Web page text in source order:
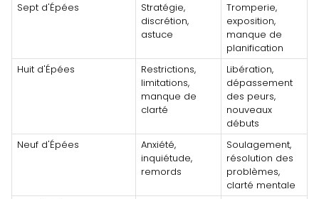
Sept d'Épées
Stratégie,
discrétion,
astuce
Tromperie,
exposition,
manque de
planification
Huit d'Épées
Restrictions,
limitations,
manque de
clarté
Libération,
dépassement
des peurs,
nouveaux
débuts
Neuf d'Épées
Anxiété,
inquiétude,
remords
Soulagement,
résolution des
problèmes,
clarté mentale